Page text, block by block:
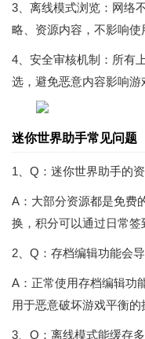
3、离线模式浏览：网络
略、资源内容，不影响使
4、安全审核机制：所有
选，避免恶意内容影响游
迷你世界助手常见问题
1、Q：迷你世界助手的
A：大部分资源都是免费
换，积分可以通过日常签
2、Q：存档编辑功能会
A：正常使用存档编辑功
用于恶意破坏游戏平衡的
3、Q：离线模式能缓存